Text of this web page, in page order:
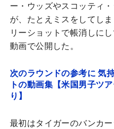
ー・ウッズやスコッティ
が、たとえミスをしてし
リーショットで帳消しに
動画で公開した。
次のラウンドの参考に 気
トの動画集【米国男子ツ
り】
最初はタイガーのバンカ